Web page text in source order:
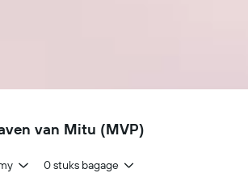
van Mitu (MVP)
0 stuks bagage